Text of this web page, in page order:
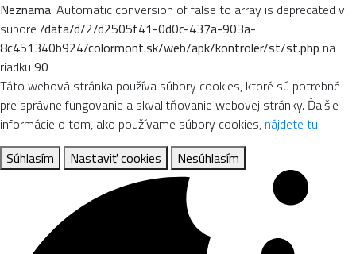
Neznama: Automatic conversion of false to array is deprecated v
subore /data/d/2/d2505f41-0d0c-437a-903a-
8c451340b924/colormont.sk/web/apk/kontroler/st/st.php na
riadku 90
Táto webová stránka používa súbory cookies, ktoré sú potrebné
pre správne fungovanie a skvalitňovanie webovej stránky. Ďalšie
informácie o tom, ako používame súbory cookies, nájdete tu.
Súhlasím
Nastaviť cookies Nesúhlasím